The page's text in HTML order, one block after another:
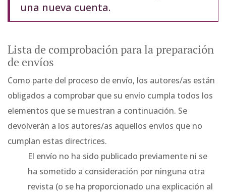
una nueva cuenta.
Lista de comprobación para la preparación
de envíos
Como parte del proceso de envío, los autores/as están
obligados a comprobar que su envío cumpla todos los
elementos que se muestran a continuación. Se
devolverán a los autores/as aquellos envíos que no
cumplan estas directrices.
El envío no ha sido publicado previamente ni se
ha sometido a consideración por ninguna otra
revista (o se ha proporcionado una explicación al